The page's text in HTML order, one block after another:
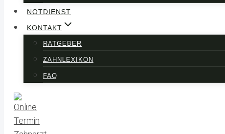
NOTDIENST
KONTAKT
RATGEBER
ZAHNLEXIKON
FAQ